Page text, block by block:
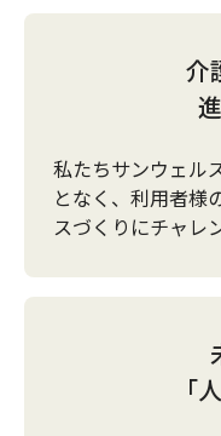
介
私たちサンウェル
となく、利用者様
スづくりにチャレ
「